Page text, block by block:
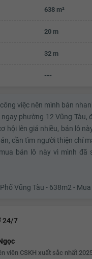
3.1 tỷ
3.12 tỷ
3.18 tỷ
638 m²
20 m
32 m
---
việc nên mình bán
phường 12 Vũng Tàu,
hội lên giá nhiều, bán lô
cần tìm người thiện chí
bán lô này vì mình đã
Vũng Tàu - 638m2 -
24/7
viên CSKH xuất sắc nhất